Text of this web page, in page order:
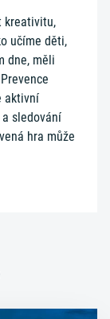
kreativitu,
učíme děti,
dne, měli
aktivní
sledování
hra může